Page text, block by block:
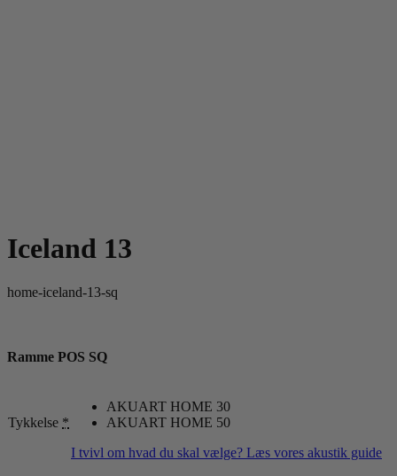
Iceland 13
home-iceland-13-sq
Ramme POS SQ
Tykkelse *
AKUART HOME 30
AKUART HOME 50
I tvivl om hvad du skal vælge? Læs vores akustik guide